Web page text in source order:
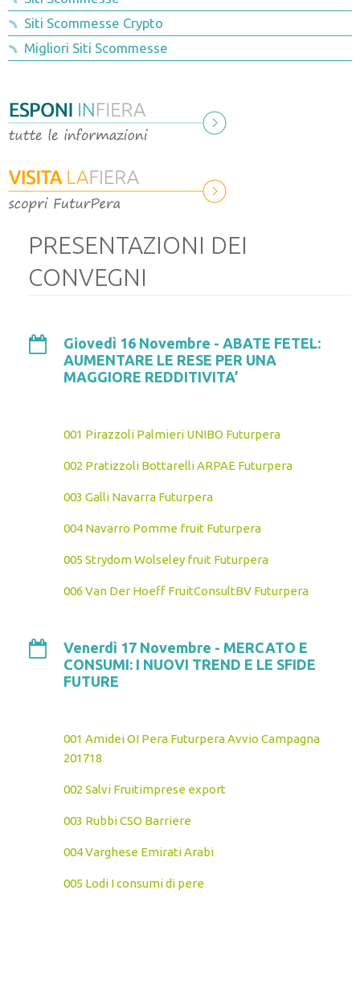
Siti Scommesse Crypto
Migliori Siti Scommesse
PRESENTAZIONI DEI
CONVEGNI
Giovedì 16 Novembre - ABATE FETEL:
AUMENTARE LE RESE PER UNA
MAGGIORE REDDITIVITA’
001 Pirazzoli Palmieri UNIBO Futurpera
002 Pratizzoli Bottarelli ARPAE Futurpera
003 Galli Navarra Futurpera
004 Navarro Pomme fruit Futurpera
005 Strydom Wolseley fruit Futurpera
006 Van Der Hoeff FruitConsultBV Futurpera
Venerdì 17 Novembre - MERCATO E
CONSUMI: I NUOVI TREND E LE SFIDE
FUTURE
001 Amidei OI Pera Futurpera Avvio Campagna
201718
002 Salvi Fruitimprese export
003 Rubbi CSO Barriere
004 Varghese Emirati Arabi
005 Lodi I consumi di pere
Catalogo espositori
Convegni e incontri
Sponsor
Rassegna stampa 2015-2016